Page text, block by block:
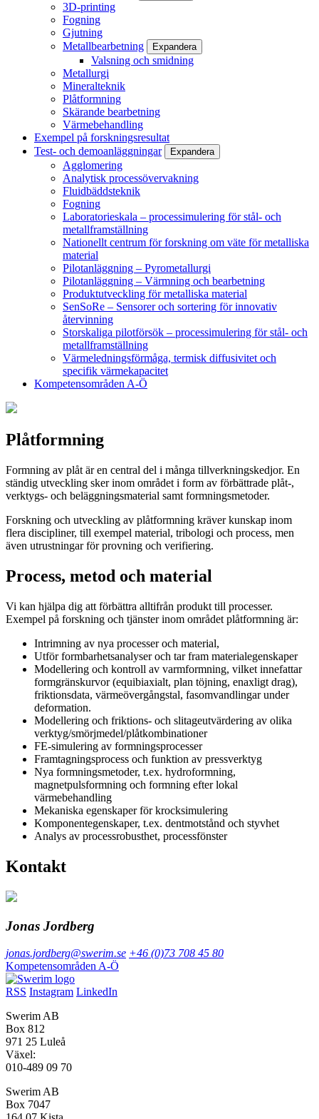
3D-printing
Fogning
Gjutning
Metallbearbetning
Expandera
Valsning och smidning
Metallurgi
Mineralteknik
Plåtformning
Skärande bearbetning
Värmebehandling
Exempel på forskningsresultat
Test- och demoanläggningar
Expandera
Agglomering
Analytisk processövervakning
Fluidbäddsteknik
Fogning
Laboratorieskala – processimulering för stål- och
metallframställning
Nationellt centrum för forskning om väte för metalliska
material
Pilotanläggning – Pyrometallurgi
Pilotanläggning – Värmning och bearbetning
Produktutveckling för metalliska material
SenSoRe – Sensorer och sortering för innovativ
återvinning
Storskaliga pilotförsök – processimulering för stål- och
metallframställning
Värmeledningsförmåga, termisk diffusivitet och
specifik värmekapacitet
Kompetensområden A-Ö
Plåtformning
Formning av plåt är en central del i många tillverkningskedjor. En
ständig utveckling sker inom området i form av förbättrade plåt-,
verktygs- och beläggningsmaterial samt formningsmetoder.
Forskning och utveckling av plåtformning kräver kunskap inom
flera discipliner, till exempel material, tribologi och process, men
även utrustningar för provning och verifiering.
Process, metod och material
Vi kan hjälpa dig att förbättra alltifrån produkt till processer.
Exempel på forskning och tjänster inom området plåtformning är:
Intrimning av nya processer och material,
Utför formbarhetsanalyser och tar fram materialegenskaper
Modellering och kontroll av varmformning, vilket innefattar
formgränskurvor (equibiaxialt, plan töjning, enaxligt drag),
friktionsdata, värmeövergångstal, fasomvandlingar under
deformation.
Modellering och friktions- och slitageutvärdering av olika
verktyg/smörjmedel/plåtkombinationer
FE-simulering av formningsprocesser
Framtagningsprocess och funktion av pressverktyg
Nya formningsmetoder, t.ex. hydroformning,
magnetpulsformning och formning efter lokal
värmebehandling
Mekaniska egenskaper för krocksimulering
Komponentegenskaper, t.ex. dentmotstånd och styvhet
Analys av processrobusthet, processfönster
Kontakt
Jonas Jordberg
jonas.jordberg@swerim.se +46 (0)73 708 45 80
Kompetensområden A-Ö
RSS Instagram LinkedIn
Swerim AB
Box 812
971 25 Luleå
Växel:
010-489 09 70
Swerim AB
Box 7047